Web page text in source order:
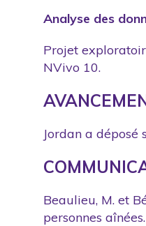
Analyse des
Projet
NVivo 10.
Jordan a déposé
Beaulieu, M. et
personnes